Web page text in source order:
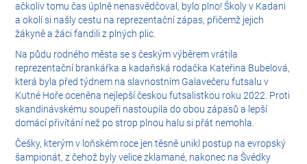
ačkoliv tomu čas úplně nenasvědčoval, bylo plno! Školy v Kadani
a okolí si našly cestu na reprezentační zápas, přičemž jejich
žákyně a žáci fandili z plných plic.
Na půdu rodného města se s českým výběrem vrátila
reprezentační brankářka a kadaňská rodačka Kateřina Bubelová,
která byla před týdnem na slavnostním Galavečeru futsalu v
Kutné Hoře oceněna nejlepší českou futsalistkou roku 2022. Proti
skandinávskému soupeři nastoupila do obou zápasů a lepší
domácí přivítání než po strop plnou halu si přát nemohla.
Češky, kterým v loňském roce jen těsně unikl postup na evropský
šampionát, z čehož byly velice zklamané, nakonec na Švédky